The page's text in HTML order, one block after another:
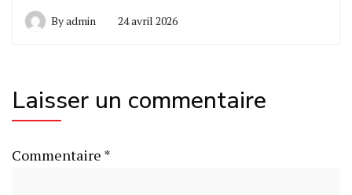
Byadmin 24 avril 2026
Laisser un commentaire
Commentaire *